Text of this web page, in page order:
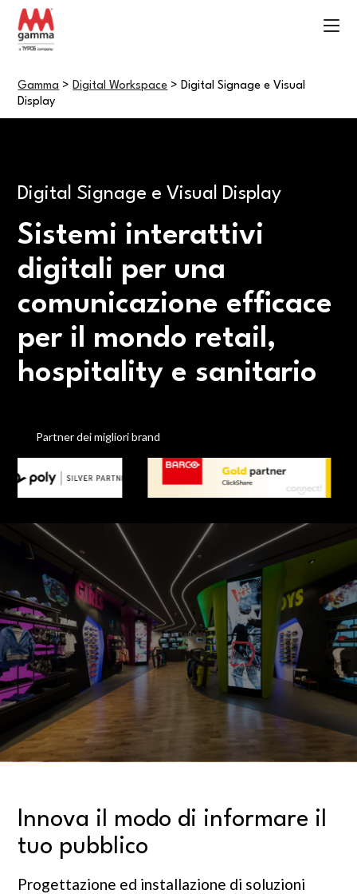
Gamma >Digital Workspace >Digital Signage e Visual
Display
Digital Signage e Visual Display
Sistemi interattivi
digitali per una
comunicazione efficace
per il mondo retail,
hospitality e sanitario
Partner dei migliori brand
Innova il modo di informare il
tuo pubblico
Progettazione ed installazione di soluzioni